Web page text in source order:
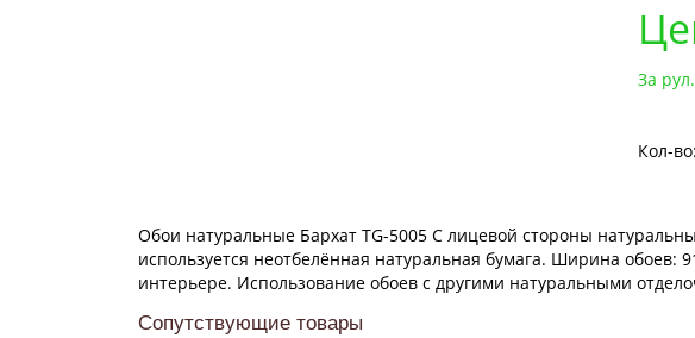
За рул.
Кол-во:
Обои натуральные Бархат TG-5005 С лицевой стороны
используется неотбелённая натуральная бумага. Ширина
интерьере. Использование обоев с другими натуральными
Сопутствующие товары